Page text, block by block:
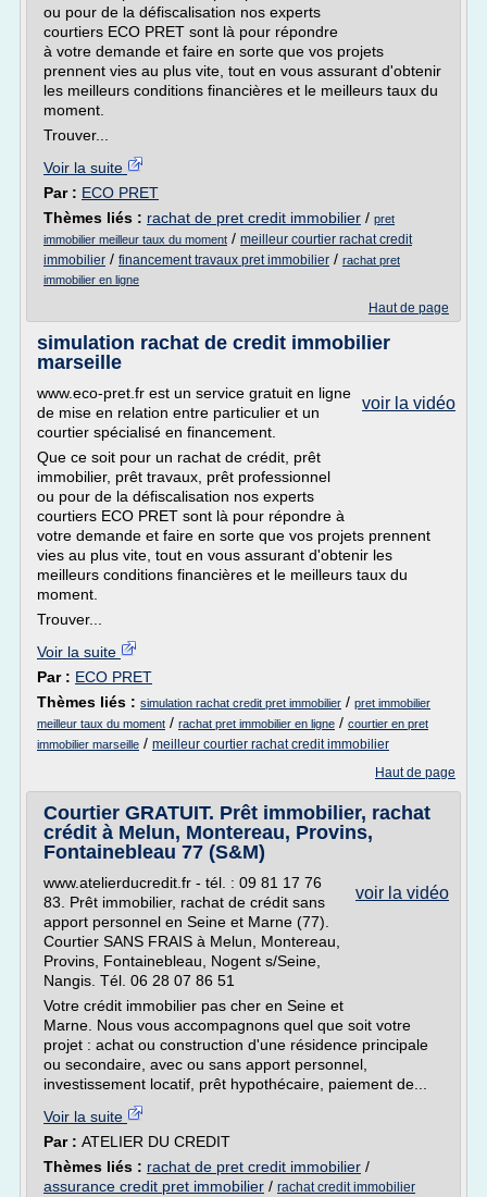
ou pour de la défiscalisation nos experts
courtiers ECO PRET sont là pour répondre
à votre demande et faire en sorte que vos projets
prennent vies au plus vite, tout en vous assurant d'obtenir
les meilleurs conditions financières et le meilleurs taux du
moment.
Trouver...
Voir la suite
Par : ECO PRET
Thèmes liés : rachat de pret credit immobilier / pret
immobilier meilleur taux du moment / meilleur courtier rachat credit
immobilier / financement travaux pret immobilier / rachat pret
immobilier en ligne
Haut de page
simulation rachat de credit immobilier
marseille
voir la vidéo
www.eco-pret.fr est un service gratuit en ligne
de mise en relation entre particulier et un
courtier spécialisé en financement.
Que ce soit pour un rachat de crédit, prêt
immobilier, prêt travaux, prêt professionnel
ou pour de la défiscalisation nos experts
courtiers ECO PRET sont là pour répondre à
votre demande et faire en sorte que vos projets prennent
vies au plus vite, tout en vous assurant d'obtenir les
meilleurs conditions financières et le meilleurs taux du
moment.
Trouver...
Voir la suite
Par : ECO PRET
Thèmes liés : simulation rachat credit pret immobilier / pret immobilier
meilleur taux du moment / rachat pret immobilier en ligne / courtier en pret
immobilier marseille / meilleur courtier rachat credit immobilier
Haut de page
Courtier GRATUIT. Prêt immobilier, rachat
crédit à Melun, Montereau, Provins,
Fontainebleau 77 (S&M)
voir la vidéo
www.atelierducredit.fr - tél. : 09 81 17 76
83. Prêt immobilier, rachat de crédit sans
apport personnel en Seine et Marne (77).
Courtier SANS FRAIS à Melun, Montereau,
Provins, Fontainebleau, Nogent s/Seine,
Nangis. Tél. 06 28 07 86 51
Votre crédit immobilier pas cher en Seine et
Marne. Nous vous accompagnons quel que soit votre
projet : achat ou construction d'une résidence principale
ou secondaire, avec ou sans apport personnel,
investissement locatif, prêt hypothécaire, paiement de...
Voir la suite
Par : ATELIER DU CREDIT
Thèmes liés : rachat de pret credit immobilier /
assurance credit pret immobilier / rachat credit immobilier